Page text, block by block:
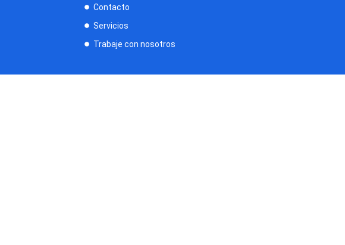
Contacto
Servicios
Trabaje con nosotros